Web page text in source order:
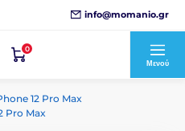
info@momanio.gr
0
Μενού
12 Pro Max
Pro Max